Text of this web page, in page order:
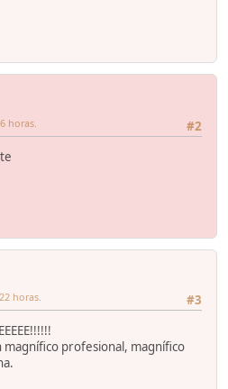
#2
horas.
#3
horas.
profesional, magnífico